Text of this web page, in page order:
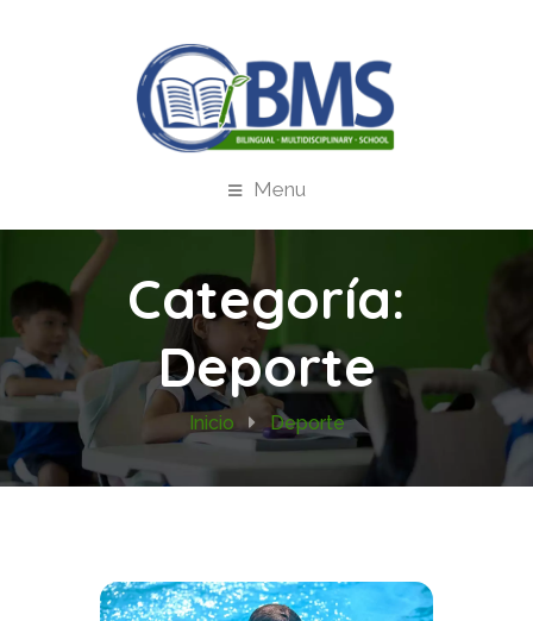
Menu
Categoría:
Deporte
Inicio Deporte